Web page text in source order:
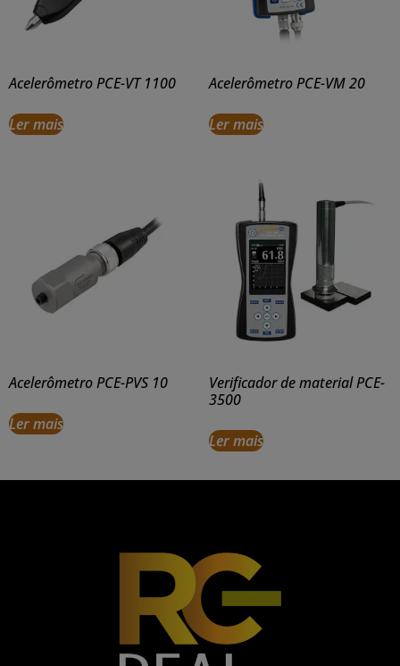
Acelerômetro PCE-VT 1100
Ler mais
Acelerômetro PCE-VM 20
Ler mais
Acelerômetro PCE-PVS 10
Ler mais
Verificador de material PCE-
3500
Ler mais